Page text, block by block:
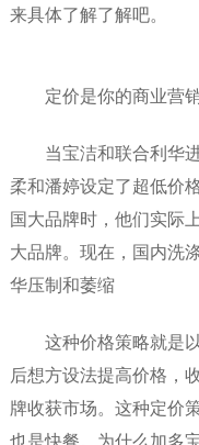
来具体了解了解吧。
定价是你的商业营
当宝洁和联合利华
柔和潘婷设定了超低价
国大品牌时，他们实际
大品牌。现在，国内洗
华压制和萎缩
这种价格策略就是
后想方设法提高价格，
牌收获市场。这种定价